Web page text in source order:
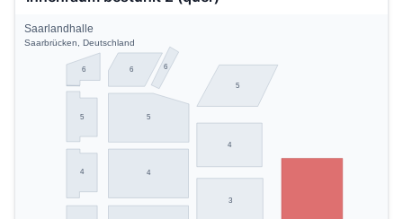
4
4
5
5
6
6 6
3
4
5
Saarlandhalle
Saarbrücken, Deutschland